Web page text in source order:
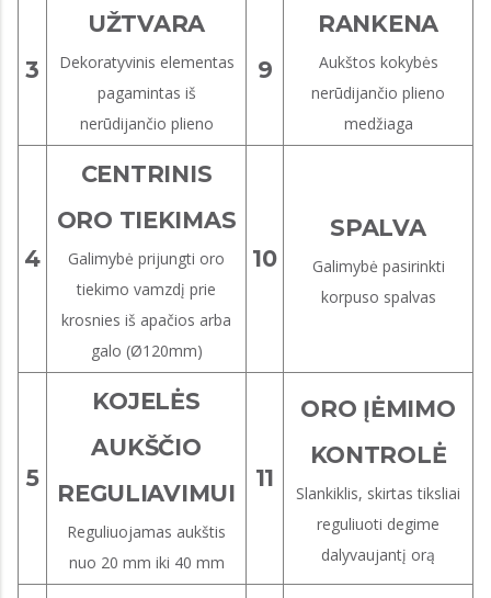
3
UŽTVARA
Dekoratyvinis elementas
pagamintas iš
nerūdijančio plieno
9
RANKENA
Aukštos kokybės
nerūdijančio plieno
medžiaga
4
CENTRINIS
ORO TIEKIMAS
Galimybė prijungti oro
tiekimo vamzdį prie
krosnies iš apačios arba
galo (Ø120mm)
10
SPALVA
Galimybė pasirinkti
korpuso spalvas
5
KOJELĖS
AUKŠČIO
REGULIAVIMUI
Reguliuojamas aukštis
nuo 20 mm iki 40 mm
11
ORO ĮĖMIMO
KONTROLĖ
Slankiklis, skirtas tiksliai
reguliuoti degime
dalyvaujantį orą